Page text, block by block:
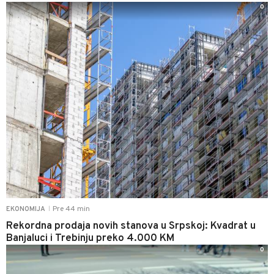
EKONOMIJA Pre 44 min
Rekordna prodaja novih stanova u Srpskoj: Kvadrat u
Banjaluci i Trebinju preko 4.000 KM
0
0